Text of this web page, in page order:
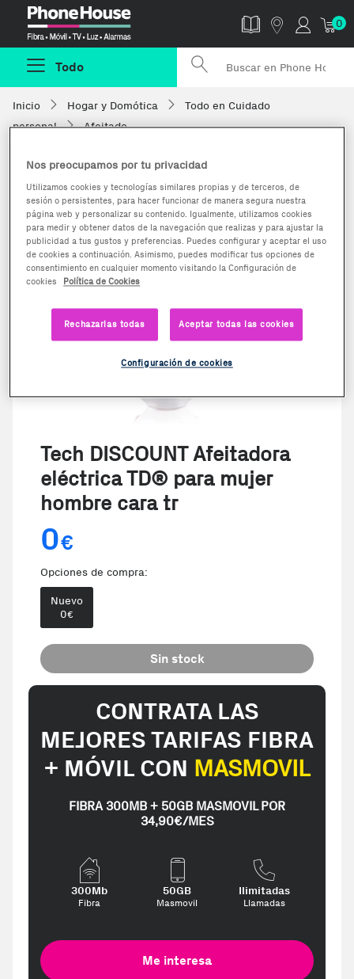
0
Todo
Inicio Hogar y Domótica
Todo en Cuidado
personal
Afeitado
Tech DISCOUNT Afeitadora
eléctrica TD® para mujer
hombre cara tr
0€
Opciones de compra:
Nuevo
0€
Sin stock
CONTRATA LAS
MEJORES TARIFAS FIBRA
+ MÓVIL CON MASMOVIL
FIBRA 300MB + 50GB MASMOVIL POR
34,90€/MES
300Mb
Fibra
50GB
Masmovil
Ilimitadas
Llamadas
Me interesa
Nos preocupamos por tu privacidad
Utilizamos cookies y tecnologías similares propias y de terceros, de
sesión o persistentes, para hacer funcionar de manera segura nuestra
página web y personalizar su contenido. Igualmente, utilizamos cookies
para medir y obtener datos de la navegación que realizas y para ajustar la
publicidad a tus gustos y preferencias. Puedes configurar y aceptar el uso
de cookies a continuación. Asimismo, puedes modificar tus opciones de
consentimiento en cualquier momento visitando la Configuración de
cookies
Política de Cookies
Rechazarlas todas Aceptar todas las cookies
Configuración de cookies